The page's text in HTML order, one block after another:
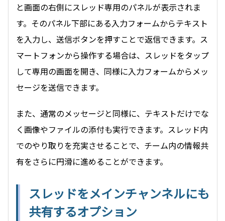
と画面の右側にスレッド専用のパネルが表示されま
す。そのパネル下部にある入力フォームからテキスト
を入力し、送信ボタンを押すことで返信できます。ス
マートフォンから操作する場合は、スレッドをタップ
して専用の画面を開き、同様に入力フォームからメッ
セージを送信できます。
また、通常のメッセージと同様に、テキストだけでな
く画像やファイルの添付も実行できます。スレッド内
でのやり取りを充実させることで、チーム内の情報共
有をさらに円滑に進めることができます。
スレッドをメインチャンネルにも
共有するオプション